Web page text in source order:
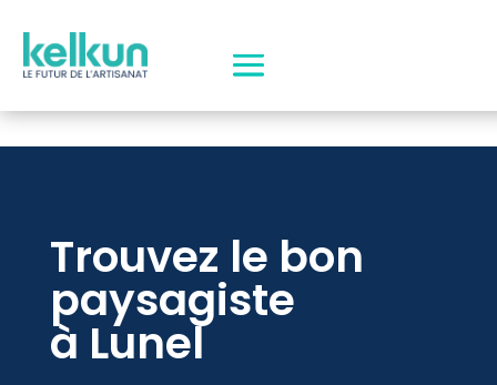
Trouvez le bon
paysagiste
à Lunel